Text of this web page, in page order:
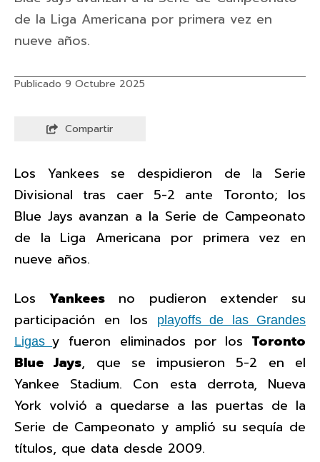
de la Liga Americana por primera vez en
nueve años.
Publicado 9 Octubre 2025
Compartir
Los Yankees se despidieron de la Serie
Divisional tras caer 5-2 ante Toronto; los
Blue Jays avanzan a la Serie de Campeonato
de la Liga Americana por primera vez en
nueve años.
LosYankees no pudieron extender su
participación en los
playoffs de las Grandes
Ligasy fueron eliminados por los Toronto
Blue Jays, que se impusieron 5-2 en el
Yankee Stadium. Con esta derrota, Nueva
York volvió a quedarse a las puertas de la
Serie de Campeonato y amplió su sequía de
títulos, que data desde 2009.